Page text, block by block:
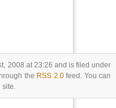
2008 at 23:26 and is filed under
the RSS 2.0feed. You can
site.